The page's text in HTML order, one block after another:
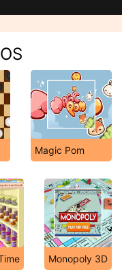
Magic Pom
Monopoly 3D